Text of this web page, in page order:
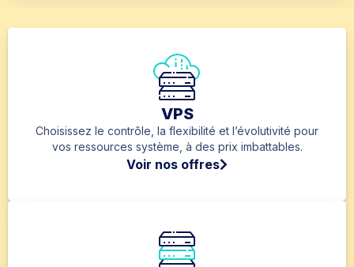
VPS
Choisissez le contrôle, la flexibilité et l’évolutivité pour
vos ressources système, à des prix imbattables.
Voir nos offres